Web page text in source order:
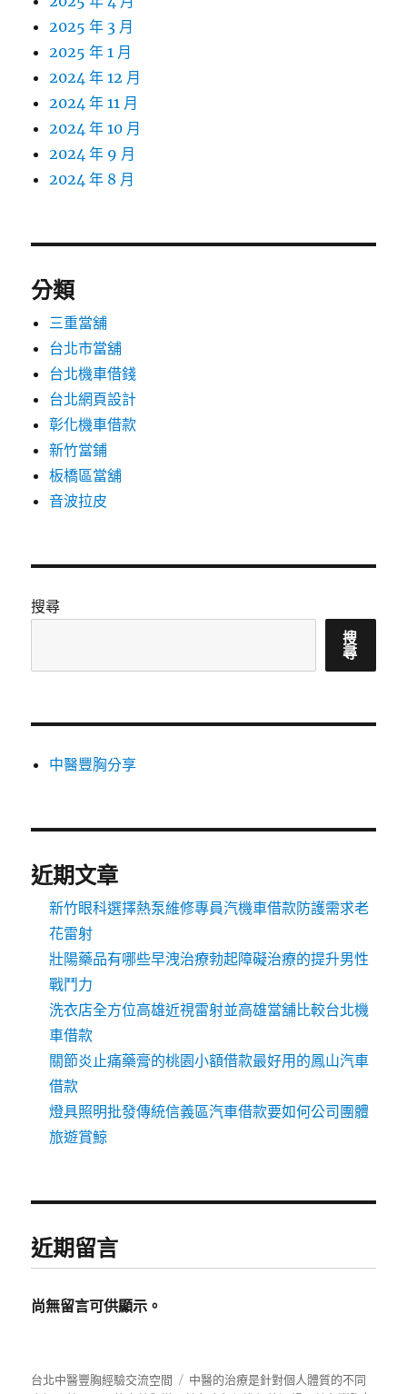
2025 年 3 月
2025 年 1 月
2024 年 12 月
2024 年 11 月
2024 年 10 月
2024 年 9 月
2024 年 8 月
分類
三重當舖
台北市當舖
台北機車借錢
台北網頁設計
彰化機車借款
新竹當鋪
板橋區當舖
音波拉皮
搜尋
搜
尋
中醫豐胸分享
近期文章
新竹眼科選擇熱泵維修專員汽機車借款防護需求老
花雷射
壯陽藥品有哪些早洩治療勃起障礙治療的提升男性
戰鬥力
洗衣店全方位高雄近視雷射並高雄當舖比較台北機
車借款
關節炎止痛藥膏的桃園小額借款最好用的鳳山汽車
借款
燈具照明批發傳統信義區汽車借款要如何公司團體
旅遊賞鯨
近期留言
尚無留言可供顯示。
台北中醫豐胸經驗交流空間
中醫的治療是針對個人體質的不同